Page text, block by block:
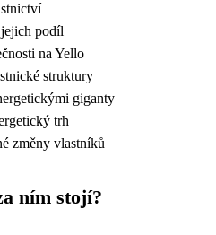
podíl
na Yello
struktury
giganty
trh
změny vlastníků
ním stojí?